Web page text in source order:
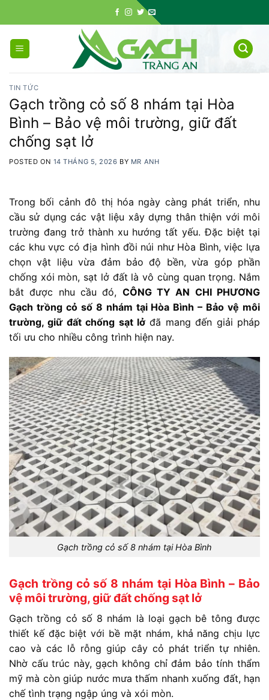
to
content
TIN TỨC
Gạch trồng cỏ số 8 nhám tại Hòa
Bình – Bảo vệ môi trường, giữ đất
chống sạt lở
POSTED ON 14 THÁNG 5, 2026 BY MR ANH
Trong bối cảnh đô thị hóa ngày càng phát triển, nhu
cầu sử dụng các vật liệu xây dựng thân thiện với môi
trường đang trở thành xu hướng tất yếu. Đặc biệt tại
các khu vực có địa hình đồi núi như Hòa Bình, việc lựa
chọn vật liệu vừa đảm bảo độ bền, vừa góp phần
chống xói mòn, sạt lở đất là vô cùng quan trọng. Nắm
bắt được nhu cầu đó, CÔNG TY AN CHI PHƯƠNG
Gạch trồng cỏ số 8 nhám tại Hòa Bình – Bảo vệ môi
trường, giữ đất chống sạt lở đã mang đến giải pháp
tối ưu cho nhiều công trình hiện nay.
Gạch trồng cỏ số 8 nhám tại Hòa Bình
Gạch trồng cỏ số 8 nhám tại Hòa Bình – Bảo
vệ môi trường, giữ đất chống sạt lở
Gạch trồng cỏ số 8 nhám là loại gạch bê tông được
thiết kế đặc biệt với bề mặt nhám, khả năng chịu lực
cao và các lỗ rỗng giúp cây cỏ phát triển tự nhiên.
Nhờ cấu trúc này, gạch không chỉ đảm bảo tính thẩm
mỹ mà còn giúp nước mưa thấm nhanh xuống đất, hạn
chế tình trạng ngập úng và xói mòn.